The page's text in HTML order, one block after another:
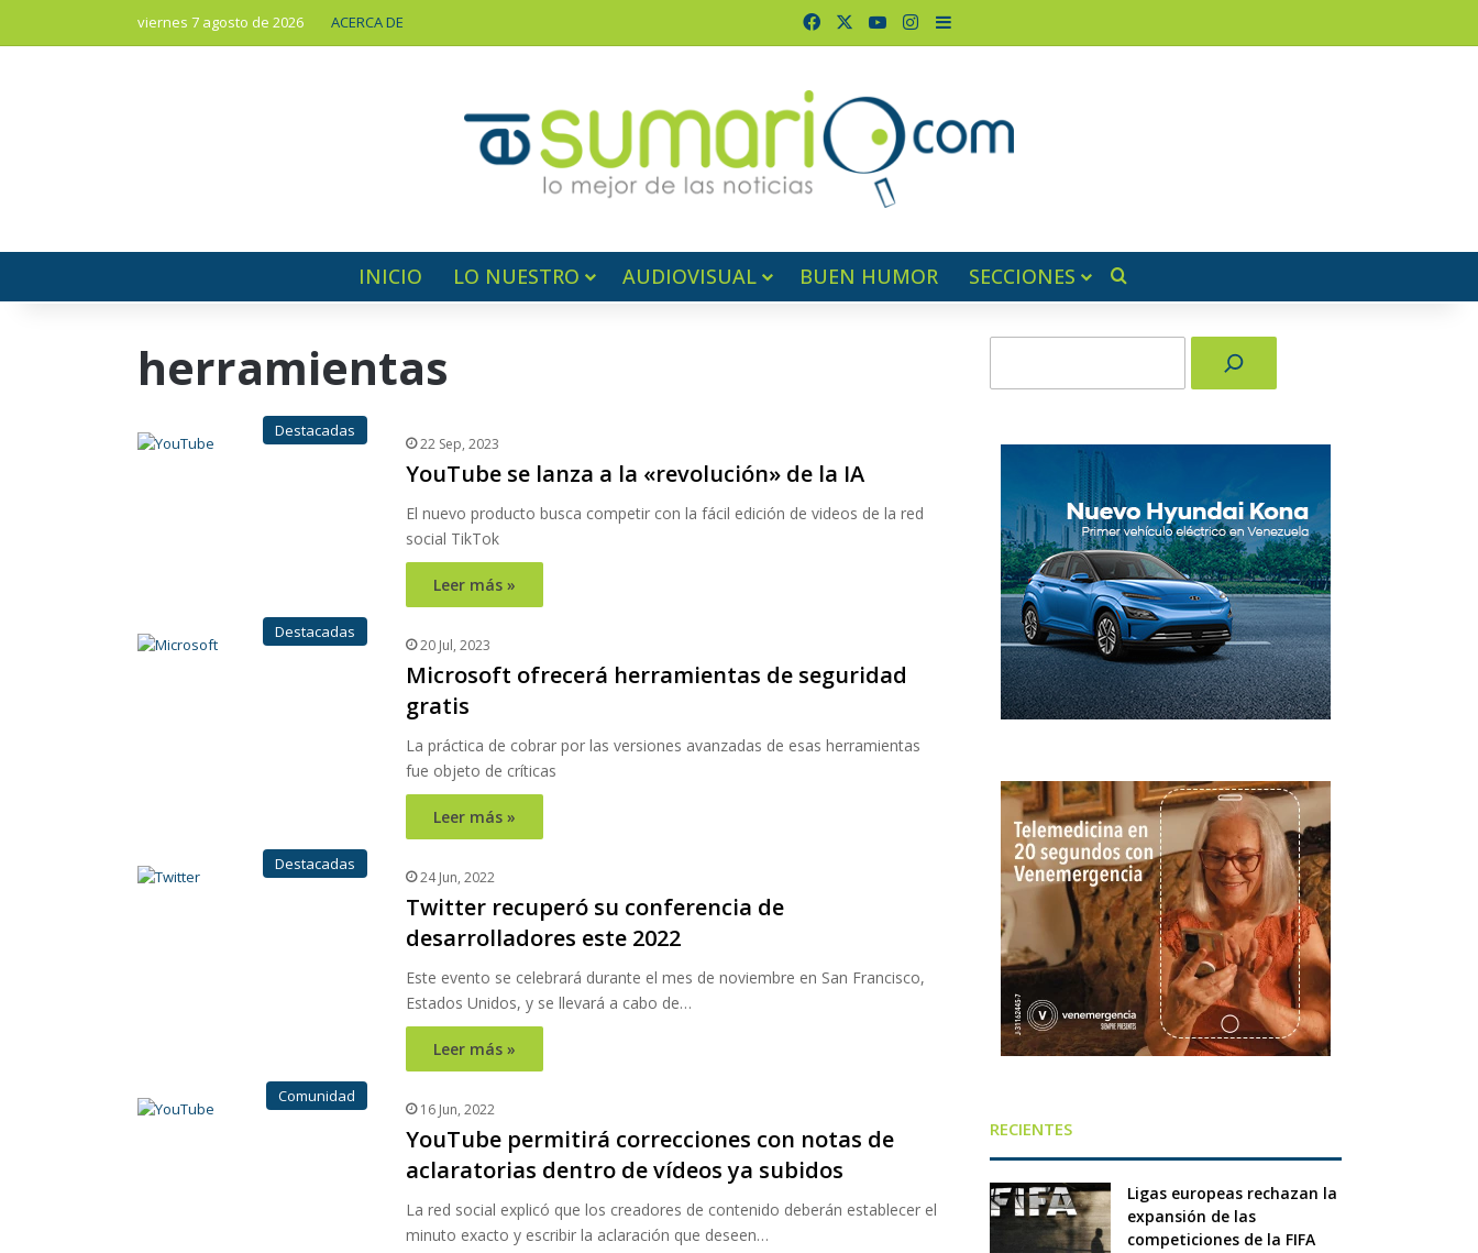
viernes 7 agosto de 2026 ACERCA DE FacebookYouTubeInstagram
Barra lateral
INICIO LO NUESTRO AUDIOVISUAL BUEN HUMOR SECCIONES
herramientas
Destacadas
22 Sep, 2023
YouTube se lanza a la «revolución» de la IA
El nuevo producto busca competir con la fácil edición de videos de la red
social TikTok
Leer más »
Destacadas
20 Jul, 2023
Microsoft ofrecerá herramientas de seguridad
gratis
La práctica de cobrar por las versiones avanzadas de esas herramientas
fue objeto de críticas
Leer más »
Destacadas
24 Jun, 2022
Twitter recuperó su conferencia de
desarrolladores este 2022
Este evento se celebrará durante el mes de noviembre en San Francisco,
Estados Unidos, y se llevará a cabo de…
Leer más »
Comunidad
16 Jun, 2022
YouTube permitirá correcciones con notas de
aclaratorias dentro de vídeos ya subidos
La red social explicó que los creadores de contenido deberán establecer el
minuto exacto y escribir la aclaración que deseen…
RECIENTES
Ligas europeas rechazan la
expansión de las
competiciones de la FIFA